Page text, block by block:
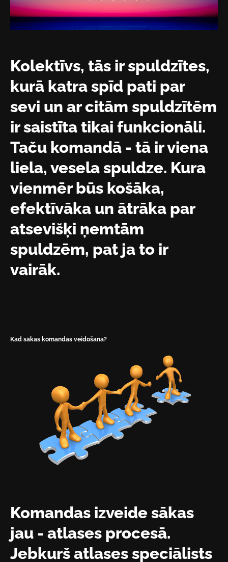
Kolektīvs, tās ir spuldzītes,
kurā katra spīd pati par
sevi un ar citām spuldzītēm
ir saistīta tikai funkcionāli.
Taču komandā - tā ir viena
liela, vesela spuldze. Kura
vienmēr būs košāka,
efektīvāka un ātrāka par
atsevišķi ņemtām
spuldzēm, pat ja to ir
vairāk.
Kad sākas komandas veidošana?
Komandas izveide sākas
jau - atlases procesā.
Jebkurš atlases speciālists